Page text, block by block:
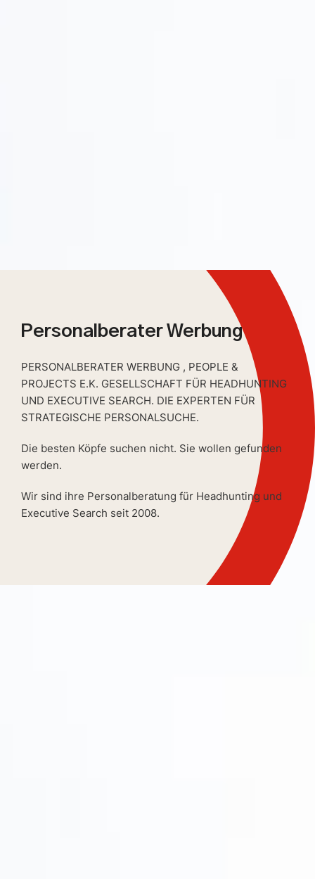
Personalberater Werbung
PERSONALBERATER WERBUNG , PEOPLE &
PROJECTS E.K. GESELLSCHAFT FÜR HEADHUNTING
UND EXECUTIVE SEARCH. DIE EXPERTEN FÜR
STRATEGISCHE PERSONALSUCHE.
Die besten Köpfe suchen nicht. Sie wollen gefunden
werden.
Wir sind ihre Personalberatung für Headhunting und
Executive Search seit 2008.